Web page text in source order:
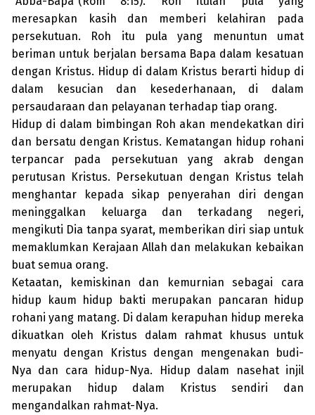
meresapkan kasih dan memberi kelahiran pada
persekutuan. Roh itu pula yang menuntun umat
beriman untuk berjalan bersama Bapa dalam kesatuan
dengan Kristus. Hidup di dalam Kristus berarti hidup di
dalam kesucian dan kese­derhanaan, di dalam
persaudaraan dan pelayanan terhadap tiap orang.
Hidup di dalam bimbingan Roh akan mendekatkan diri
dan bersatu dengan Kristus. Kematangan hidup rohani
terpancar pada persekutuan yang akrab dengan
perutusan Kristus. Persekutuan dengan Kristus telah
menghantar kepada sikap penyerahan diri dengan
mening­galkan keluarga dan terkadang negeri,
mengikuti Dia tanpa syarat, memberikan diri siap un­tuk
memak­lumkan Kerajaan Allah dan mela­kukan kebaikan
buat semua orang.
Ketaatan, kemiskinan dan ke­murnian sebagai cara
hidup kaum hidup bakti merupakan pancaran hidup
rohani yang matang. Di dalam kerapuhan hidup mereka
dikuatkan oleh Kristus dalam rahmat khusus untuk
menyatu dengan Kristus dengan mengenakan budi-
Nya dan cara hidup-Nya. Hidup dalam nasehat injil
merupakan hidup dalam Kristus sendiri dan
mengandalkan rahmat-Nya.